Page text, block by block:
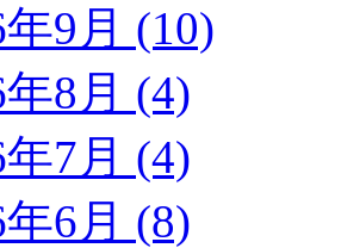
9月 (10)
8月 (4)
7月 (4)
6月 (8)